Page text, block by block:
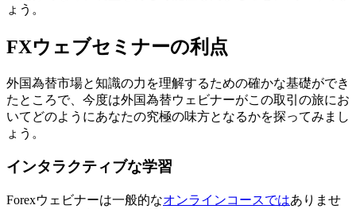
ょう。
FXウェブセミナーの利点
外国為替市場と知識の力を理解するための確かな基礎ができ
たところで、今度は外国為替ウェビナーがこの取引の旅にお
いてどのようにあなたの究極の味方となるかを探ってみまし
ょう。
インタラクティブな学習
Forexウェビナーは一般的なオンラインコースではありませ